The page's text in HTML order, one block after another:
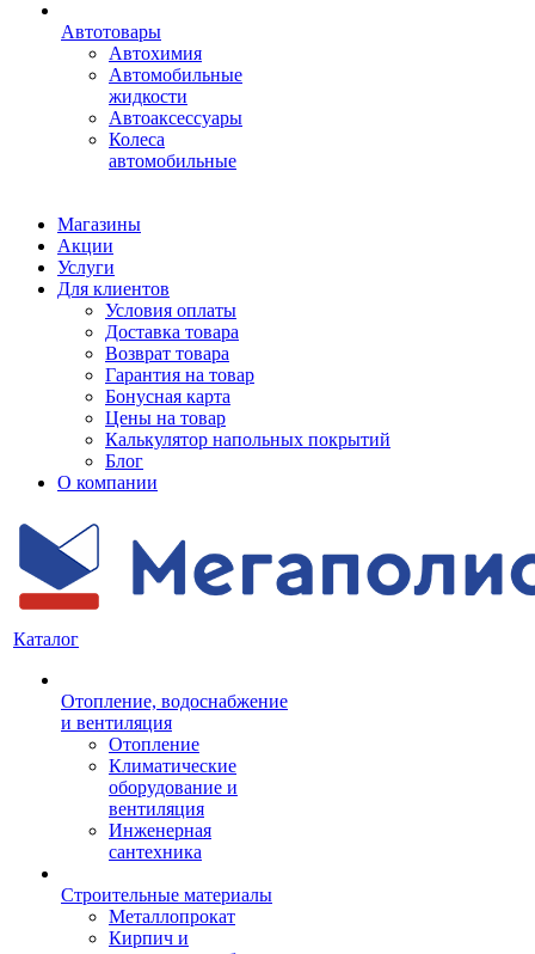
Автотовары
Автохимия
Автомобильные
жидкости
Автоаксессуары
Колеса
автомобильные
Магазины
Акции
Услуги
Для клиентов
Условия оплаты
Доставка товара
Возврат товара
Гарантия на товар
Бонусная карта
Цены на товар
Калькулятор напольных покрытий
Блог
О компании
Каталог
Отопление, водоснабжение
и вентиляция
Отопление
Климатические
оборудование и
вентиляция
Инженерная
сантехника
Строительные материалы
Металлопрокат
Кирпич и